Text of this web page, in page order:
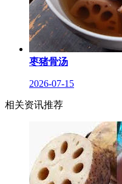
枣猪骨汤
2026-07-15
相关资讯推荐